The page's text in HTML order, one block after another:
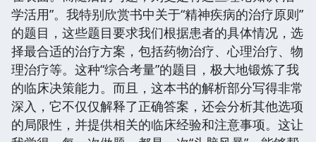
学活用”。我特别欣赏书中关于“精神疾病的治疗原则”
的题目，这些题目要求我们根据患者的具体情况，选
择最合适的治疗方案，包括药物治疗、心理治疗、物
理治疗等。这种“综合考量”的题目，极大地锻炼了我
的临床决策能力。而且，这本书的解析部分写得非常
深入，它不仅仅解释了正确答案，还会分析其他选项
的局限性，并提供相关的临床经验和注意事项。这让